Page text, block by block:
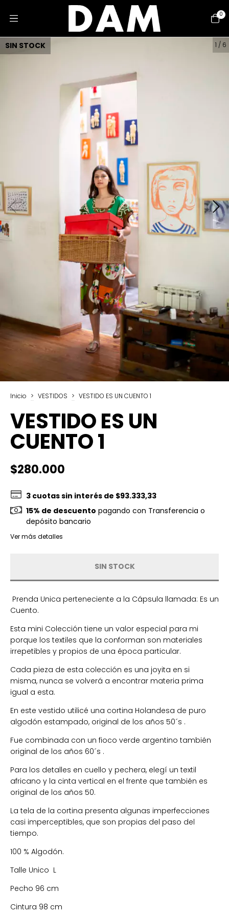
0
SIN STOCK 1 / 6
Inicio > VESTIDOS > VESTIDO ES UN CUENTO 1
VESTIDO ES UN
CUENTO 1
$280.000
3 cuotas sin interés de $93.333,33
15% de descuento pagando con Transferencia o
depósito bancario
Ver más detalles
Prenda Unica perteneciente a la Cápsula llamada: Es un
Cuento.
Esta mini Colección tiene un valor especial para mi
porque los textiles que la conforman son materiales
irrepetibles y propios de una época particular.
Cada pieza de esta colección es una joyita en si
misma, nunca se volverá a encontrar materia prima
igual a esta.
En este vestido utilicé una cortina Holandesa de puro
algodón estampado, original de los años 50´s .
Fue combinada con un fioco verde argentino también
original de los años 60´s .
Para los detalles en cuello y pechera, elegí un textil
africano y la cinta vertical en el frente que también es
original de los años 50.
La tela de la cortina presenta algunas imperfecciones
casi imperceptibles, que son propias del paso del
tiempo.
100 % Algodón.
Talle Unico L
Pecho 96 cm
Cintura 98 cm